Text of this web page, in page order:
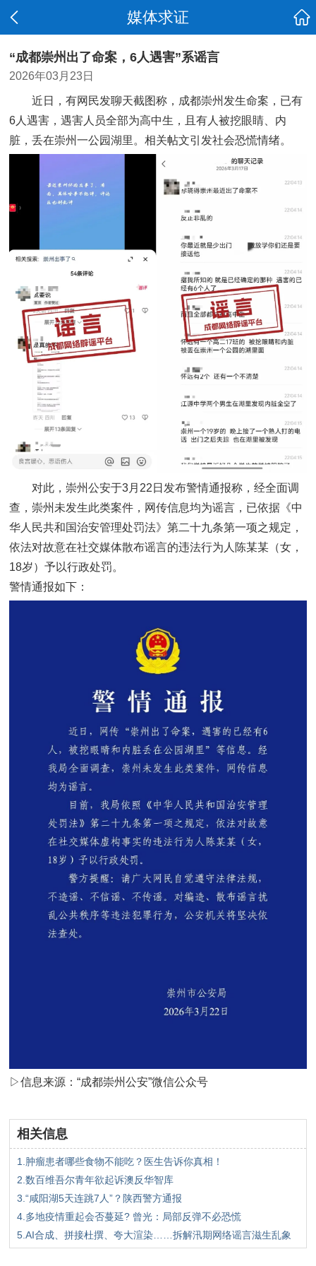
媒体求证
“成都崇州出了命案，6人遇害”系谣言
2026年03月23日
近日，有网民发聊天截图称，成都崇州发生命案，已有
6人遇害，遇害人员全部为高中生，且有人被挖眼睛、内
脏，丢在崇州一公园湖里。相关帖文引发社会恐慌情绪。
对此，崇州公安于3月22日发布警情通报称，经全面调
查，崇州未发生此类案件，网传信息均为谣言，已依据《中
华人民共和国治安管理处罚法》第二十九条第一项之规定，
依法对故意在社交媒体散布谣言的违法行为人陈某某（女，
18岁）予以行政处罚。
警情通报如下：
▷信息来源：“成都崇州公安”微信公众号
相关信息
1.肿瘤患者哪些食物不能吃？医生告诉你真相！
2.数百维吾尔青年欲起诉澳反华智库
3.“咸阳湖5天连跳7人”？陕西警方通报
4.多地疫情重起会否蔓延? 曾光：局部反弹不必恐慌
5.AI合成、拼接杜撰、夸大渲染……拆解汛期网络谣言滋生乱象